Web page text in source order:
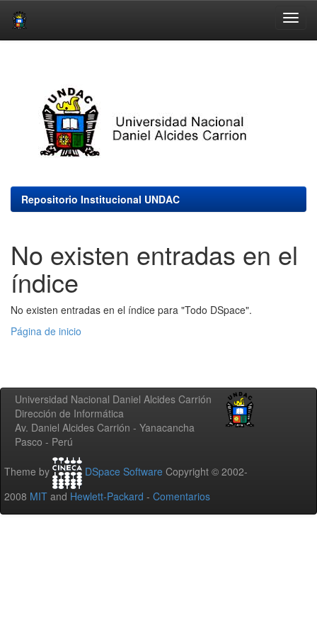
Repositorio Institucional UNDAC
No existen entradas en el
índice
No existen entradas en el índice para "Todo DSpace".
Página de inicio
Universidad Nacional Daniel Alcides Carrión
Dirección de Informática
Av. Daniel Alcides Carrión - Yanacancha
Pasco - Perú
Theme by DSpace Software Copyright © 2002-
2008 MIT and Hewlett-Packard - Comentarios